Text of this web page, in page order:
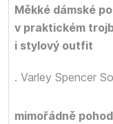
Měkké dámské
v praktickém
i stylový outfit
. Varley Spencer
mimořádně